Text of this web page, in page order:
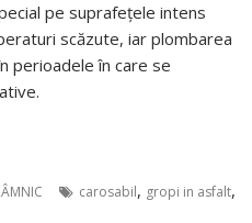
pe suprafețele intens
scăzute, iar plombarea
perioadele în care se
carosabil, gropi in asfalt,